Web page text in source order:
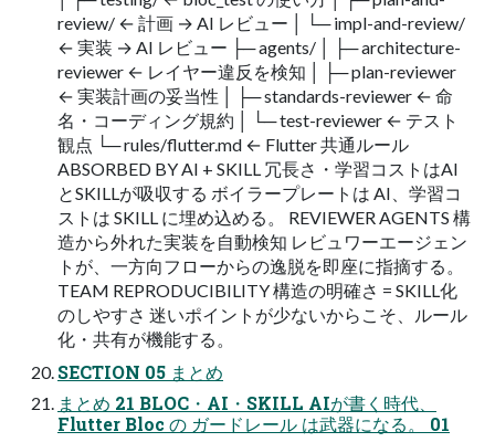
review/ ← 計画 → AI レビュー │ └─ impl-and-review/
← 実装 → AI レビュー ├─ agents/ │ ├─ architecture-
reviewer ← レイヤー違反を検知 │ ├─ plan-reviewer
← 実装計画の妥当性 │ ├─ standards-reviewer ← 命
名・コーディング規約 │ └─ test-reviewer ← テスト
観点 └─ rules/flutter.md ← Flutter 共通ルール
ABSORBED BY AI + SKILL 冗長さ・学習コストはAI
とSKILLが吸収する ボイラープレートは AI、学習コ
ストは SKILL に埋め込める。 REVIEWER AGENTS 構
造から外れた実装を自動検知 レビュワーエージェン
トが、一方向フローからの逸脱を即座に指摘する。
TEAM REPRODUCIBILITY 構造の明確さ = SKILL化
のしやすさ 迷いポイントが少ないからこそ、ルール
化・共有が機能する。
SECTION 05 まとめ
まとめ 21 BLOC・AI・SKILL AIが書く時代、
Flutter Bloc の ガードレール は武器になる。 01